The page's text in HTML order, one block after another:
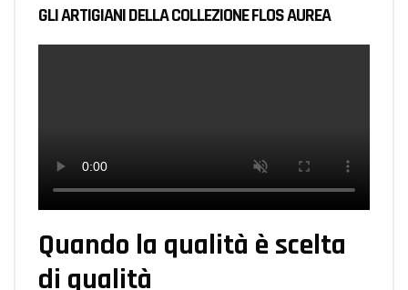
GLI ARTIGIANI DELLA COLLEZIONE FLOS AUREA
Quando la qualità è scelta
di qualità